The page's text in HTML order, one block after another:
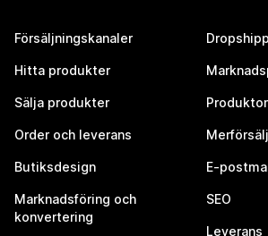
Försäljningskanaler
Hitta produkter
Sälja produkter
Order och leverans
Butiksdesign
Marknadsföring och
konvertering
E-
SEO
Leverans